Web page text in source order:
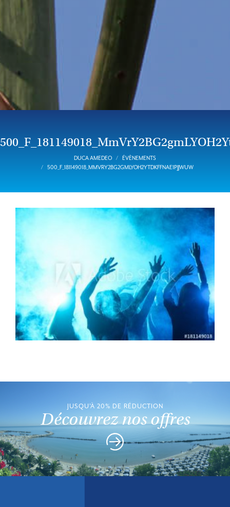
DUCA AMEDEO
ÉVÈNEMENTS
500_F_181149018_MMVRY2BG2GMLYOH2YTDKFFNAE1PJJWUW
JUSQU'À 20% DE RÉDUCTION
Découvrez nos offres